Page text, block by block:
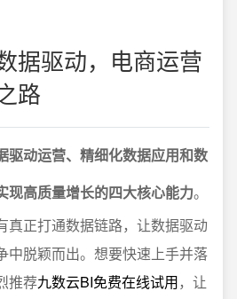
据驱动，电商运营
路
驱动运营、精细化数据应用和数
现高质量增长的四大核心能力。
真正打通数据链路，让数据驱动
中脱颖而出。想要快速上手并落
推荐九数云BI免费在线试用，让